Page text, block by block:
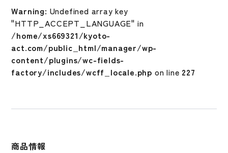
ギ
ア
コ
ン
フ
ォ
フ
テ
Warning: Undefined array key
"HTTP_ACCEPT_LANGUAGE" in
/home/xs669321/kyoto-
act.com/public_html/manager/wp-
content/plugins/wc-fields-
factory/includes/wcff_locale.php on line 227
商品情報